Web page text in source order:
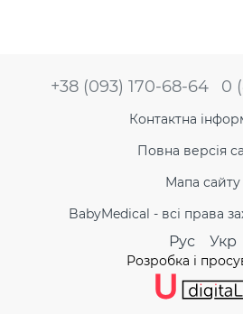
+38 (093) 170-68-64 0
Контактна
Повна версія
Мапа сайту
BabyMedical - всі права
Рус Укр
Розробка і